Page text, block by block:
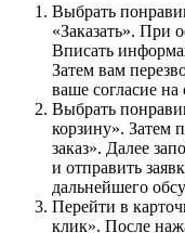
Выбрать
«Заказать». При
Вписать
Затем вам
ваше согласие
Выбрать
корзину». Затем
заказ». Далее
и отправить
дальнейшего
Перейти в
клик». После